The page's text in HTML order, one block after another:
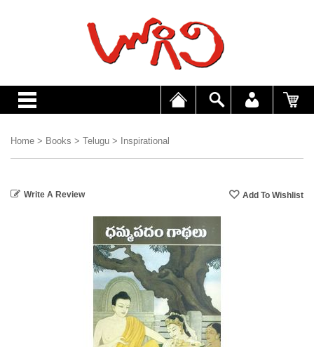
Home > Books > Telugu > Inspirational
Write A Review